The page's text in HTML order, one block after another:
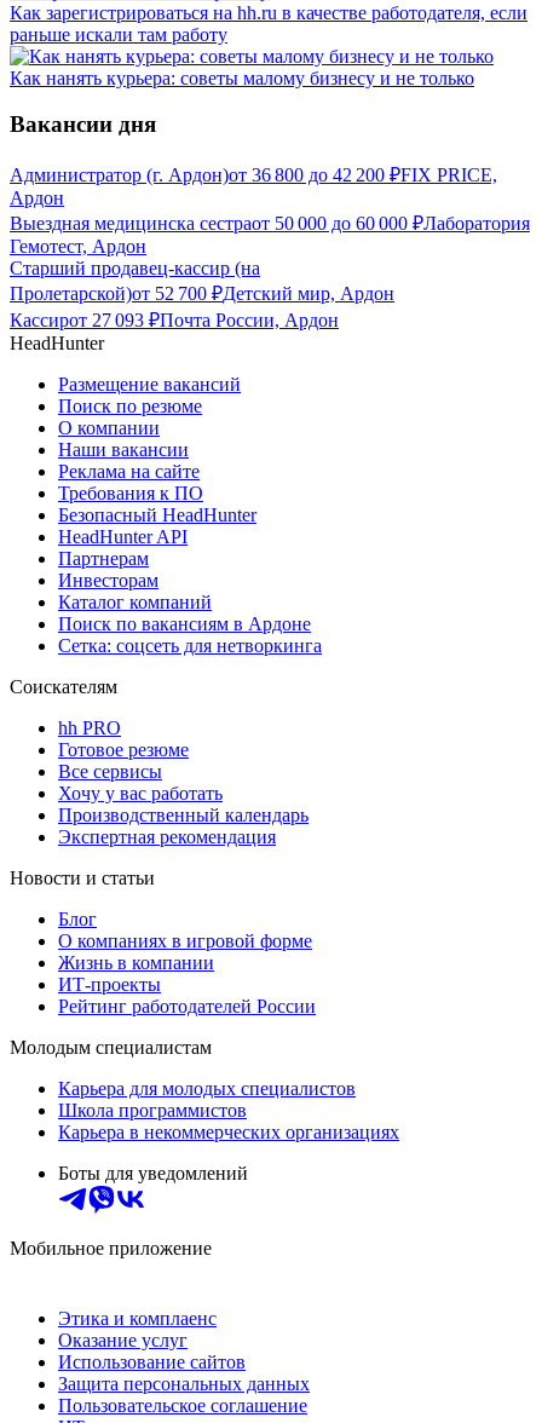
Как зарегистрироваться на hh.ru в качестве работодателя, если
раньше искали там работу
Как нанять курьера: советы малому бизнесу и не только
Вакансии дня
Администратор (г. Ардон)от 36 800 до 42 200 ₽FIX PRICE,
Ардон
Выездная медицинска сестраот 50 000 до 60 000 ₽Лаборатория
Гемотест, Ардон
Старший продавец-кассир (на
Пролетарской)от 52 700 ₽Детский мир, Ардон
Кассирот 27 093 ₽Почта России, Ардон
HeadHunter
Размещение вакансий
Поиск по резюме
О компании
Наши вакансии
Реклама на сайте
Требования к ПО
Безопасный HeadHunter
HeadHunter API
Партнерам
Инвесторам
Каталог компаний
Поиск по вакансиям в Ардоне
Сетка: соцсеть для нетворкинга
Соискателям
hh PRO
Готовое резюме
Все сервисы
Хочу у вас работать
Производственный календарь
Экспертная рекомендация
Новости и статьи
Блог
О компаниях в игровой форме
Жизнь в компании
ИТ-проекты
Рейтинг работодателей России
Молодым специалистам
Карьера для молодых специалистов
Школа программистов
Карьера в некоммерческих организациях
Боты для уведомлений
Мобильное приложение
Этика и комплаенс
Оказание услуг
Использование сайтов
Защита персональных данных
Пользовательское соглашение